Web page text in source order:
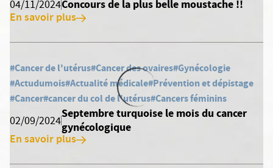
04/11/2024Concours de la plus belle moustache !!
En savoir plus
#Cancer de l'utérus#Cancer des ovaires#Gynécologie
#Actudumois#Actualité médicale#Prévention et dépistage
#Cancer#cancer du col de l'utérus#Cancers féminins
02/09/2024
Septembre turquoise le mois du cancer
gynécologique
En savoir plus